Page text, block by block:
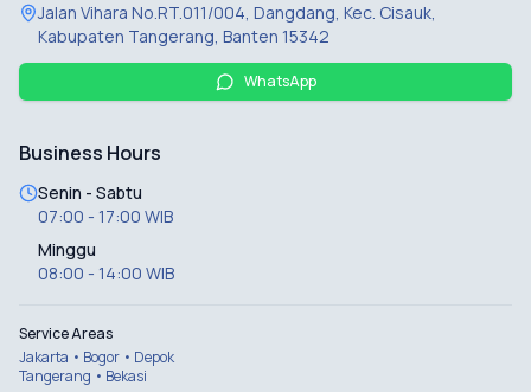
Jalan Vihara No.RT.011/004, Dangdang, Kec. Cisauk,
Kabupaten Tangerang, Banten 15342
WhatsApp
Business Hours
Senin - Sabtu
07:00 - 17:00 WIB
Minggu
08:00 - 14:00 WIB
Service Areas
Jakarta • Bogor • Depok
Tangerang • Bekasi